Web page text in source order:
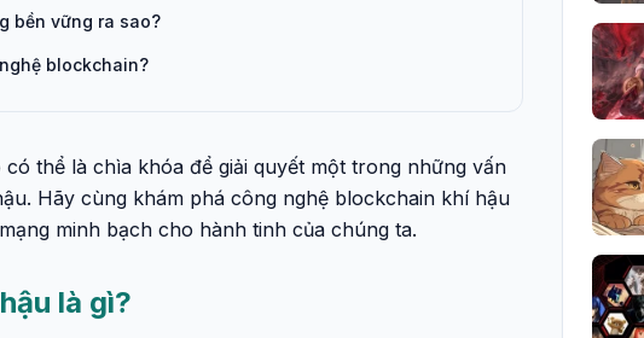
bền vững ra sao?
blockchain?
thể là chìa khóa để giải quyết một trong những vấn
Hãy cùng khám phá công nghệ blockchain khí hậu
minh bạch cho hành tinh của chúng ta.
là gì?